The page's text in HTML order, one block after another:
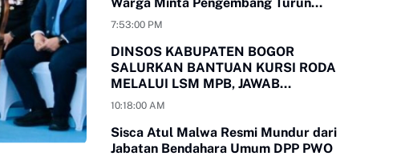
Tangan
7:53:00 PM
DINSOS KABUPATEN BOGOR
SALURKAN BANTUAN KURSI RODA
MELALUI LSM MPB, JAWAB
KEBUTUHAN WARGA
10:18:00 AM
Sisca Atul Malwa Resmi Mundur dari
Jabatan Bendahara Umum DPP PWO